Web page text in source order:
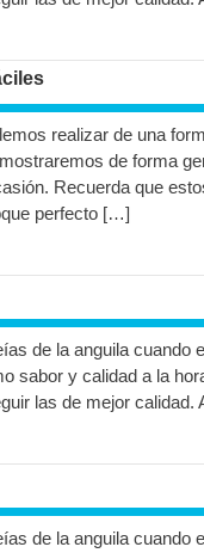
realizar de una
de forma
Recuerda que
perfecto […]
de la anguila cuando
sabor y calidad a la
las de mejor
de la anguila cuando